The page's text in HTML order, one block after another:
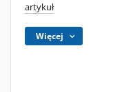
artykuł
Więcej